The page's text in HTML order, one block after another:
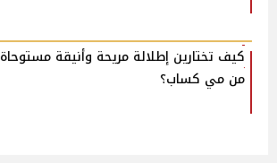
كيف تختارين إطلالة مريحة وأنيقة مستوحاة
من مي كساب؟